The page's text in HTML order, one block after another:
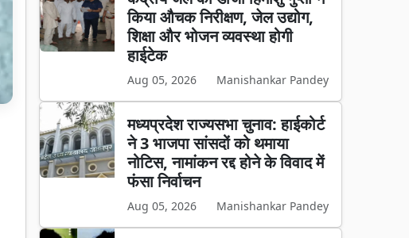
किया औचक निरीक्षण, जेल उद्योग,
शिक्षा और भोजन व्यवस्था होगी
हाईटेक
Aug 05, 2026 Manishankar Pandey
मध्यप्रदेश राज्यसभा चुनाव: हाईकोर्ट
ने 3 भाजपा सांसदों को थमाया
नोटिस, नामांकन रद्द होने के विवाद में
फंसा निर्वाचन
Aug 05, 2026 Manishankar Pandey